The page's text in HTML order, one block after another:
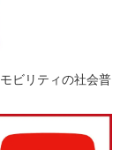
ビリティの社会普